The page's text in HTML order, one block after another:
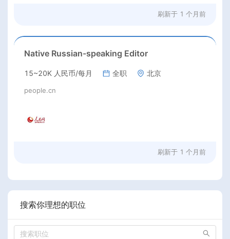
刷新于 1 个月前
Native Russian-speaking Editor
15~20K 人民币/每月 全职 北京
people.cn
刷新于 1 个月前
搜索你理想的职位